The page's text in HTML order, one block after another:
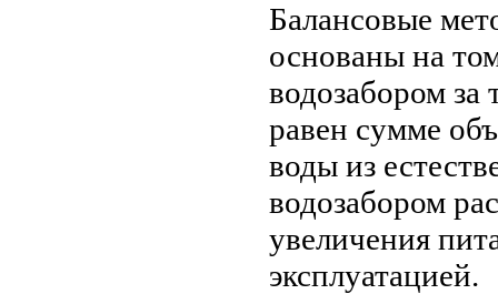
Балансовые
основаны на
водозабором за
равен сумме
воды из
водозабором
увеличения
эксплуатацией.